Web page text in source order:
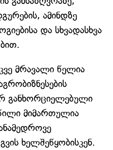
ამინდზე
და სხვადასხვა
მრავალი წელია
განხორციელებული
მიმართულია
ხელშეწყობისკენ.